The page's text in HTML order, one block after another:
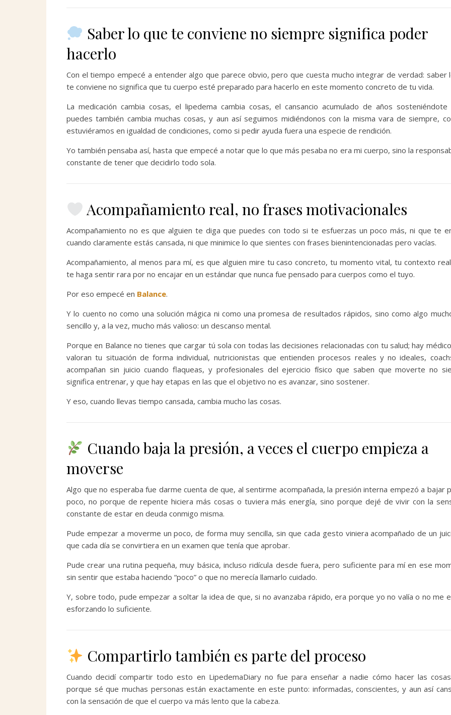
Saber lo que te conviene no siempre significa poder
hacerlo
Con el tiempo empecé a entender algo que parece obvio, pero que cuesta mucho integrar de verdad: saber
te conviene no significa que tu cuerpo esté preparado para hacerlo en este momento concreto de tu vida.
La medicación cambia cosas, el lipedema cambia cosas, el cansancio acumulado de años sosteniéndote
puedes también cambia muchas cosas, y aun así seguimos midiéndonos con la misma vara de siempre,
estuviéramos en igualdad de condiciones, como si pedir ayuda fuera una especie de rendición.
Yo también pensaba así, hasta que empecé a notar que lo que más pesaba no era mi cuerpo, sino la
constante de tener que decidirlo todo sola.
Acompañamiento real, no frases motivacionales
Acompañamiento no es que alguien te diga que puedes con todo si te esfuerzas un poco más, ni que te
cuando claramente estás cansada, ni que minimice lo que sientes con frases bienintencionadas pero vacías.
Acompañamiento, al menos para mí, es que alguien mire tu caso concreto, tu momento vital, tu contexto
te haga sentir rara por no encajar en un estándar que nunca fue pensado para cuerpos como el tuyo.
Por eso empecé en Balance.
Y lo cuento no como una solución mágica ni como una promesa de resultados rápidos, sino como algo
sencillo y, a la vez, mucho más valioso: un descanso mental.
Porque en Balance no tienes que cargar tú sola con todas las decisiones relacionadas con tu salud; hay
valoran tu situación de forma individual, nutricionistas que entienden procesos reales y no ideales,
acompañan sin juicio cuando flaqueas, y profesionales del ejercicio físico que saben que moverte no
significa entrenar, y que hay etapas en las que el objetivo no es avanzar, sino sostener.
Y eso, cuando llevas tiempo cansada, cambia mucho las cosas.
Cuando baja la presión, a veces el cuerpo empieza a
moverse
Algo que no esperaba fue darme cuenta de que, al sentirme acompañada, la presión interna empezó a bajar
poco, no porque de repente hiciera más cosas o tuviera más energía, sino porque dejé de vivir con la
constante de estar en deuda conmigo misma.
Pude empezar a moverme un poco, de forma muy sencilla, sin que cada gesto viniera acompañado de un
que cada día se convirtiera en un examen que tenía que aprobar.
Pude crear una rutina pequeña, muy básica, incluso ridícula desde fuera, pero suficiente para mí en ese
sin sentir que estaba haciendo “poco” o que no merecía llamarlo cuidado.
Y, sobre todo, pude empezar a soltar la idea de que, si no avanzaba rápido, era porque yo no valía o no me
esforzando lo suficiente.
Compartirlo también es parte del proceso
Cuando decidí compartir todo esto en LipedemaDiary no fue para enseñar a nadie cómo hacer las
porque sé que muchas personas están exactamente en este punto: informadas, conscientes, y aun así
con la sensación de que el cuerpo va más lento que la cabeza.